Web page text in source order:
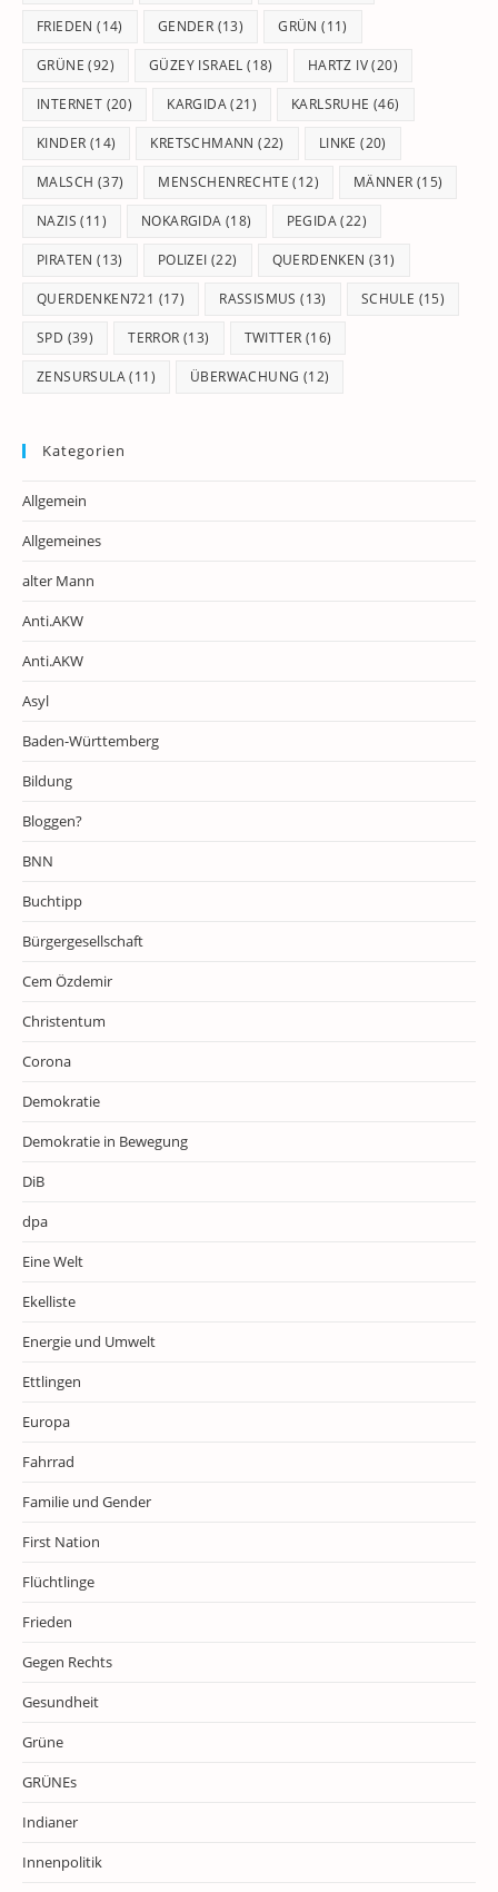
FRIEDEN (14) GENDER (13) GRÜN (11)
GRÜNE (92) GÜZEY ISRAEL (18) HARTZ IV(20)
INTERNET (20) KARGIDA(21) KARLSRUHE (46)
KINDER (14) KRETSCHMANN (22) LINKE (20)
MALSCH (37) MENSCHENRECHTE (12) MÄNNER (15)
NAZIS (11) NOKARGIDA (18) PEGIDA(22)
PIRATEN (13) POLIZEI (22) QUERDENKEN (31)
QUERDENKEN721 (17) RASSISMUS (13) SCHULE (15)
SPD (39) TERROR (13) TWITTER (16)
ZENSURSULA(11) ÜBERWACHUNG (12)
Kategorien
Allgemein
Allgemeines
alter Mann
Anti.AKW
Anti.AKW
Asyl
Baden-Württemberg
Bildung
Bloggen?
BNN
Buchtipp
Bürgergesellschaft
Cem Özdemir
Christentum
Corona
Demokratie
Demokratie in Bewegung
DiB
dpa
Eine Welt
Ekelliste
Energie und Umwelt
Ettlingen
Europa
Fahrrad
Familie und Gender
First Nation
Flüchtlinge
Frieden
Gegen Rechts
Gesundheit
Grüne
GRÜNEs
Indianer
Innenpolitik